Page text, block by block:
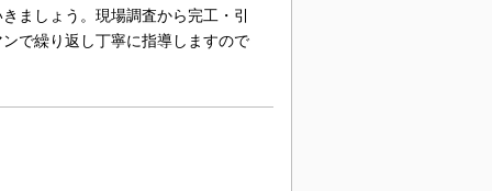
ましょう。現場調査から完工・引
で繰り返し丁寧に指導しますので